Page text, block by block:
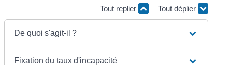
Tout replier Tout déplier
De quoi s'agit-il ?
Fixation du taux d'incapacité